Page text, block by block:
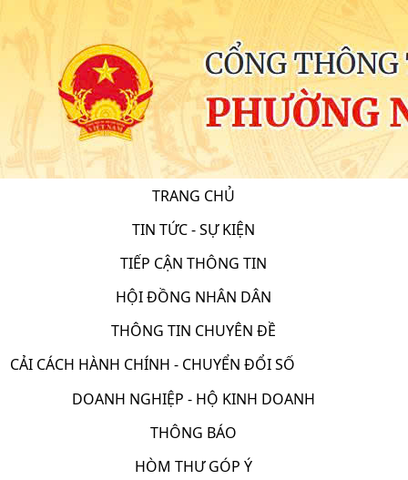
TRANG CHỦ
TIN TỨC - SỰ KIỆN
TIẾP CẬN THÔNG TIN
HỘI ĐỒNG NHÂN DÂN
THÔNG TIN CHUYÊN ĐỀ
CẢI CÁCH HÀNH CHÍNH - CHUYỂN ĐỔI SỐ
DOANH NGHIỆP - HỘ KINH DOANH
THÔNG BÁO
HÒM THƯ GÓP Ý